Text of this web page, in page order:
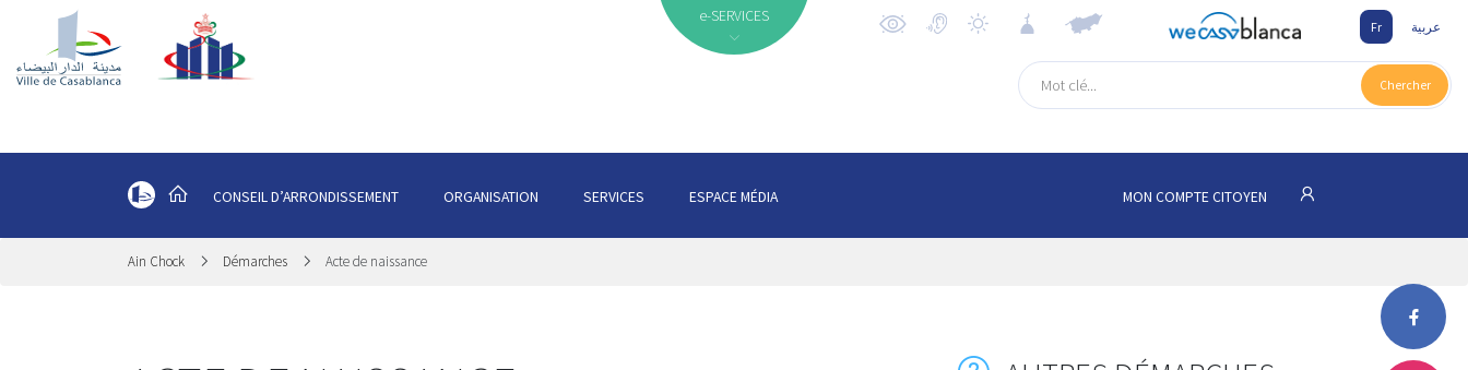
e-SERVICES
Fr عربية
Chercher
CONSEIL D’ARRONDISSEMENT ORGANISATION SERVICES ESPACE MÉDIA MON COMPTE CITOYEN
Ain Chock Démarches Acte de naissance